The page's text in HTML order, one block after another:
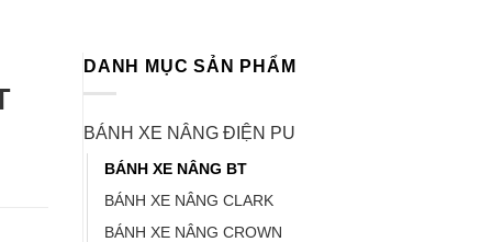
DANH MỤC SẢN PHẨM
BÁNH XE NÂNG ĐIỆN PU
BÁNH XE NÂNG BT
BÁNH XE NÂNG CLARK
BÁNH XE NÂNG CROWN